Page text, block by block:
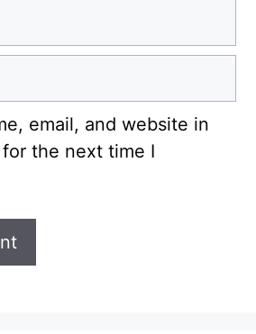
email, and website in
the next time I